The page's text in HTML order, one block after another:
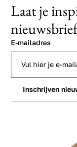
Laat je
E-mailadres
Inschrijven